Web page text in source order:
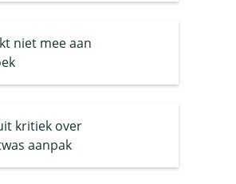
niet mee aan
kritiek over
aanpak